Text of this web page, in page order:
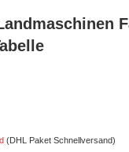
(DHL Paket Schnellversand)